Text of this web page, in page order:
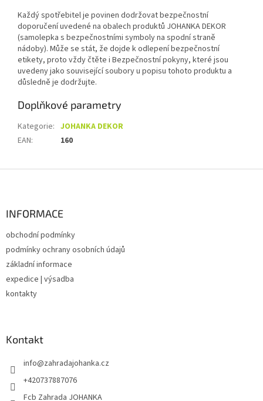
Každý spotřebitel je povinen dodržovat bezpečnostní
doporučení uvedené na obalech produktů JOHANKA DEKOR
(samolepka s bezpečnostními symboly na spodní straně
nádoby). Může se stát, že dojde k odlepení bezpečnostní
etikety, proto vždy čtěte i Bezpečnostní pokyny, které jsou
uvedeny jako související soubory u popisu tohoto produktu a
důsledně je dodržujte.
Doplňkové parametry
Kategorie: JOHANKA DEKOR
EAN: 160
INFORMACE
obchodní podmínky
podmínky ochrany osobních údajů
základní informace
expedice | výsadba
kontakty
Kontakt
info@zahradajohanka.cz
+420737887076
Fcb Zahrada JOHANKA